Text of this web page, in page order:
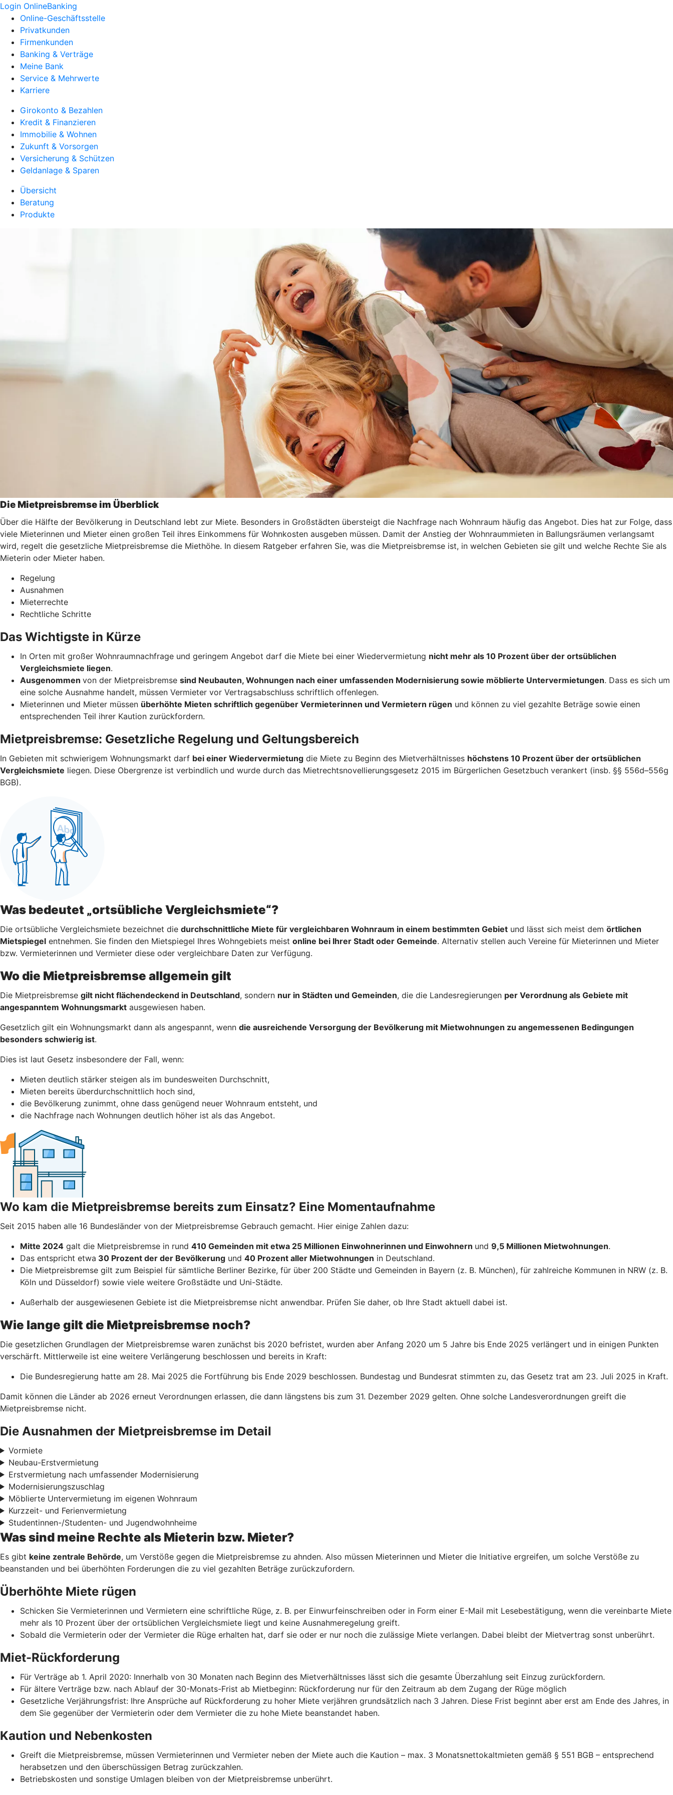
Login OnlineBanking
Online-Geschäftsstelle
Privatkunden
Firmenkunden
Banking & Verträge
Meine Bank
Service & Mehrwerte
Karriere
Girokonto & Bezahlen
Kredit & Finanzieren
Immobilie & Wohnen
Zukunft & Vorsorgen
Versicherung & Schützen
Geldanlage & Sparen
Übersicht
Beratung
Produkte
Die Mietpreisbremse im Überblick
Über die Hälfte der Bevölkerung in Deutschland lebt zur Miete. Besonders in Großstädten übersteigt die Nachfrage nach Wohnraum häufig das Angebot. Dies hat zur Folge, dass
viele Mieterinnen und Mieter einen großen Teil ihres Einkommens für Wohnkosten ausgeben müssen. Damit der Anstieg der Wohnraummieten in Ballungsräumen verlangsamt
wird, regelt die gesetzliche Mietpreisbremse die Miethöhe. In diesem Ratgeber erfahren Sie, was die Mietpreisbremse ist, in welchen Gebieten sie gilt und welche Rechte Sie als
Mieterin oder Mieter haben.
Regelung
Ausnahmen
Mieterrechte
Rechtliche Schritte
Das Wichtigste in Kürze
In Orten mit großer Wohnraumnachfrage und geringem Angebot darf die Miete bei einer Wiedervermietung nicht mehr als 10 Prozent über der ortsüblichen
Vergleichsmiete liegen.
Ausgenommen von der Mietpreisbremse sind Neubauten, Wohnungen nach einer umfassenden Modernisierung sowie möblierte Untervermietungen. Dass es sich um
eine solche Ausnahme handelt, müssen Vermieter vor Vertragsabschluss schriftlich offenlegen.
Mieterinnen und Mieter müssen überhöhte Mieten schriftlich gegenüber Vermieterinnen und Vermietern rügen und können zu viel gezahlte Beträge sowie einen
entsprechenden Teil ihrer Kaution zurückfordern.
Mietpreisbremse: Gesetzliche Regelung und Geltungsbereich
In Gebieten mit schwierigem Wohnungsmarkt darf bei einer Wiedervermietung die Miete zu Beginn des Mietverhältnisses höchstens 10 Prozent über der ortsüblichen
Vergleichsmiete liegen. Diese Obergrenze ist verbindlich und wurde durch das Mietrechtsnovellierungsgesetz 2015 im Bürgerlichen Gesetzbuch verankert (insb. §§ 556d–556g
BGB).
Was bedeutet „ortsübliche Vergleichsmiete“?
Die ortsübliche Vergleichsmiete bezeichnet die durchschnittliche Miete für vergleichbaren Wohnraum in einem bestimmten Gebiet und lässt sich meist dem örtlichen
Mietspiegel entnehmen. Sie finden den Mietspiegel Ihres Wohngebiets meist online bei Ihrer Stadt oder Gemeinde. Alternativ stellen auch Vereine für Mieterinnen und Mieter
bzw. Vermieterinnen und Vermieter diese oder vergleichbare Daten zur Verfügung.
Wo die Mietpreisbremse allgemein gilt
Die Mietpreisbremse gilt nicht flächendeckend in Deutschland, sondern nur in Städten und Gemeinden, die die Landesregierungen per Verordnung als Gebiete mit
angespanntem Wohnungsmarkt ausgewiesen haben.
Gesetzlich gilt ein Wohnungsmarkt dann als angespannt, wenn die ausreichende Versorgung der Bevölkerung mit Mietwohnungen zu angemessenen Bedingungen
besonders schwierig ist.
Dies ist laut Gesetz insbesondere der Fall, wenn:
Mieten deutlich stärker steigen als im bundesweiten Durchschnitt,
Mieten bereits überdurchschnittlich hoch sind,
die Bevölkerung zunimmt, ohne dass genügend neuer Wohnraum entsteht, und
die Nachfrage nach Wohnungen deutlich höher ist als das Angebot.
Wo kam die Mietpreisbremse bereits zum Einsatz? Eine Momentaufnahme
Seit 2015 haben alle 16 Bundesländer von der Mietpreisbremse Gebrauch gemacht. Hier einige Zahlen dazu:
Mitte 2024 galt die Mietpreisbremse in rund 410 Gemeinden mit etwa 25 Millionen Einwohnerinnen und Einwohnern und 9,5 Millionen Mietwohnungen.
Das entspricht etwa 30 Prozent der der Bevölkerung und 40 Prozent aller Mietwohnungen in Deutschland.
Die Mietpreisbremse gilt zum Beispiel für sämtliche Berliner Bezirke, für über 200 Städte und Gemeinden in Bayern (z. B. München), für zahlreiche Kommunen in NRW (z. B.
Köln und Düsseldorf) sowie viele weitere Großstädte und Uni-Städte.
Außerhalb der ausgewiesenen Gebiete ist die Mietpreisbremse nicht anwendbar. Prüfen Sie daher, ob Ihre Stadt aktuell dabei ist.
Wie lange gilt die Mietpreisbremse noch?
Die gesetzlichen Grundlagen der Mietpreisbremse waren zunächst bis 2020 befristet, wurden aber Anfang 2020 um 5 Jahre bis Ende 2025 verlängert und in einigen Punkten
verschärft. Mittlerweile ist eine weitere Verlängerung beschlossen und bereits in Kraft:
Die Bundesregierung hatte am 28. Mai 2025 die Fortführung bis Ende 2029 beschlossen. Bundestag und Bundesrat stimmten zu, das Gesetz trat am 23. Juli 2025 in Kraft.
Damit können die Länder ab 2026 erneut Verordnungen erlassen, die dann längstens bis zum 31. Dezember 2029 gelten. Ohne solche Landesverordnungen greift die
Mietpreisbremse nicht.
Die Ausnahmen der Mietpreisbremse im Detail
Vormiete
Neubau-Erstvermietung
Erstvermietung nach umfassender Modernisierung
Modernisierungszuschlag
Möblierte Untervermietung im eigenen Wohnraum
Kurzzeit- und Ferienvermietung
Studentinnen-/Studenten- und Jugendwohnheime
Was sind meine Rechte als Mieterin bzw. Mieter?
Es gibt keine zentrale Behörde, um Verstöße gegen die Mietpreisbremse zu ahnden. Also müssen Mieterinnen und Mieter die Initiative ergreifen, um solche Verstöße zu
beanstanden und bei überhöhten Forderungen die zu viel gezahlten Beträge zurückzufordern.
Überhöhte Miete rügen
Schicken Sie Vermieterinnen und Vermietern eine schriftliche Rüge, z. B. per Einwurfeinschreiben oder in Form einer E-Mail mit Lesebestätigung, wenn die vereinbarte Miete
mehr als 10 Prozent über der ortsüblichen Vergleichsmiete liegt und keine Ausnahmeregelung greift.
Sobald die Vermieterin oder der Vermieter die Rüge erhalten hat, darf sie oder er nur noch die zulässige Miete verlangen. Dabei bleibt der Mietvertrag sonst unberührt.
Miet-Rückforderung
Für Verträge ab 1. April 2020: Innerhalb von 30 Monaten nach Beginn des Mietverhältnisses lässt sich die gesamte Überzahlung seit Einzug zurückfordern.
Für ältere Verträge bzw. nach Ablauf der 30-Monats-Frist ab Mietbeginn: Rückforderung nur für den Zeitraum ab dem Zugang der Rüge möglich
Gesetzliche Verjährungsfrist: Ihre Ansprüche auf Rückforderung zu hoher Miete verjähren grundsätzlich nach 3 Jahren. Diese Frist beginnt aber erst am Ende des Jahres, in
dem Sie gegenüber der Vermieterin oder dem Vermieter die zu hohe Miete beanstandet haben.
Kaution und Nebenkosten
Greift die Mietpreisbremse, müssen Vermieterinnen und Vermieter neben der Miete auch die Kaution – max. 3 Monatsnettokaltmieten gemäß § 551 BGB – entsprechend
herabsetzen und den überschüssigen Betrag zurückzahlen.
Betriebskosten und sonstige Umlagen bleiben von der Mietpreisbremse unberührt.